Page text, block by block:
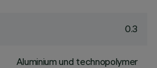
0.3
Aluminium und technopolymer